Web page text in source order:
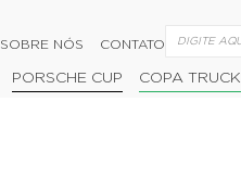
SOBRE NÓS CONTATO
PORSCHE CUP COPA TRUCK